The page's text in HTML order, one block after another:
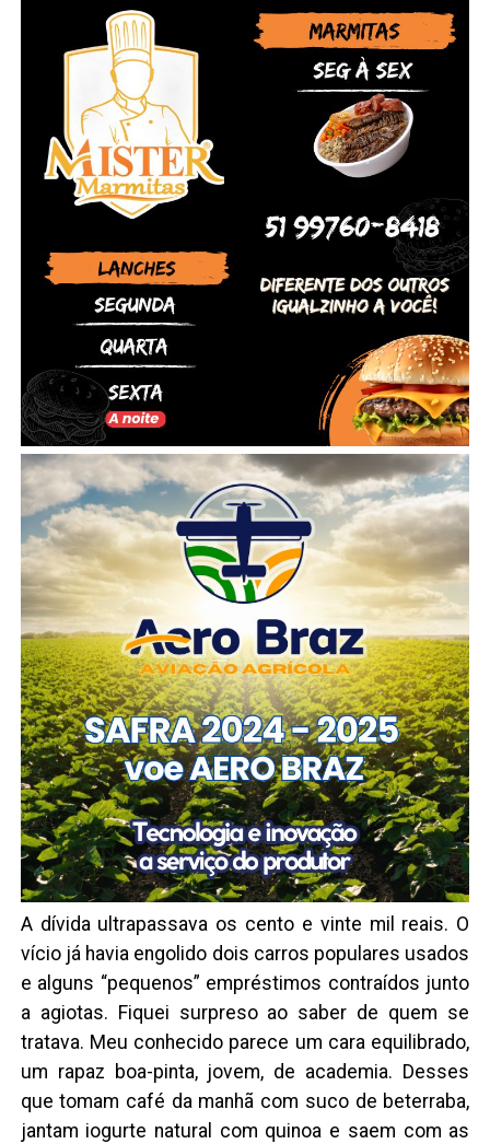
A dívida ultrapassava os cento e vinte mil reais. O
vício já havia engolido dois carros populares usados
e alguns “pequenos” empréstimos contraídos junto
a agiotas. Fiquei surpreso ao saber de quem se
tratava. Meu conhecido parece um cara equilibrado,
um rapaz boa-pinta, jovem, de academia. Desses
que tomam café da manhã com suco de beterraba,
jantam iogurte natural com quinoa e saem com as